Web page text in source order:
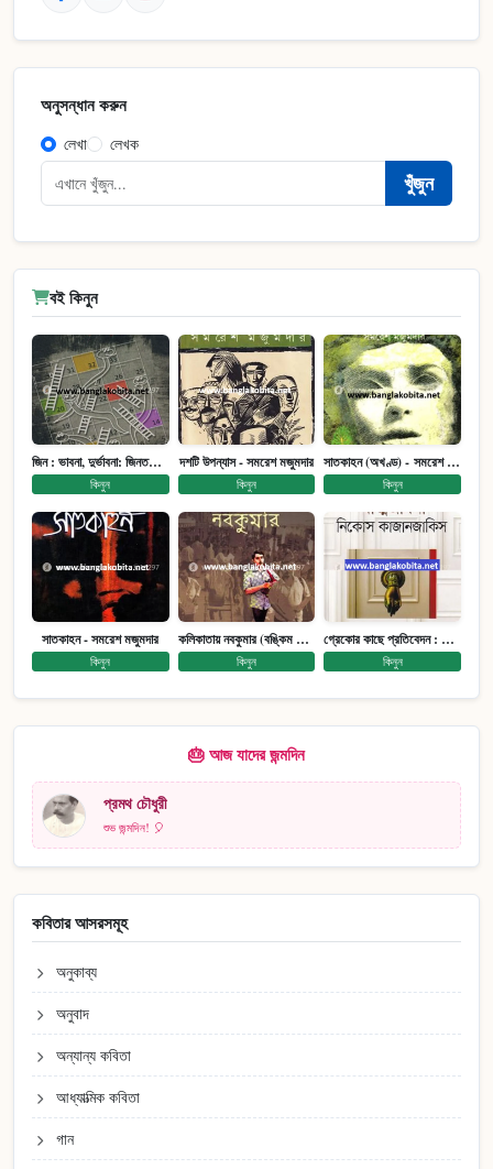
অনুসন্ধান করুন
লেখা লেখক
খুঁজুন
বই কিনুন
জিন : ভাবনা, দুর্ভাবনা: জিনতত্ত্ব সমাজ ইতিহাস (পেপারব্যাক)
কিনুন
দশটি উপন্যাস - সমরেশ মজুমদার
কিনুন
সাতকাহন (অখণ্ড) - সমরেশ মজুমদার
কিনুন
সাতকাহন - সমরেশ মজুমদার
কিনুন
কলিকাতায় নবকুমার (বঙ্কিম পুরষ্কারে সম্মানিত)(মানবিক মেগা উপন্যাস)
কিনুন
গ্রেকোর কাছে প্রতিবেদন : আত্মজীবনী
কিনুন
🎂 আজ যাদের জন্মদিন
প্রমথ চৌধুরী
শুভ জন্মদিন! 🎈
কবিতার আসরসমূহ
অনুকাব্য
অনুবাদ
অন্যান্য কবিতা
আধ্যাত্মিক কবিতা
গান